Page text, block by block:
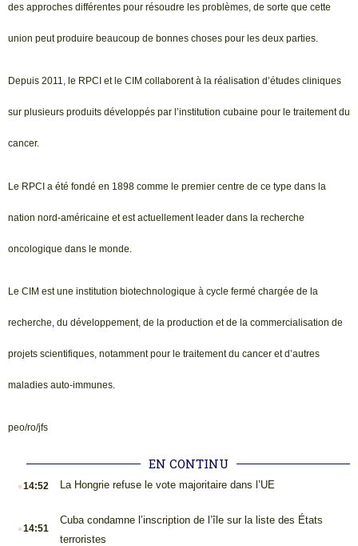
des approches différentes pour résoudre les problèmes, de sorte que cette
union peut produire beaucoup de bonnes choses pour les deux parties.
Depuis 2011, le RPCI et le CIM collaborent à la réalisation d’études cliniques
sur plusieurs produits développés par l’institution cubaine pour le traitement du
cancer.
Le RPCI a été fondé en 1898 comme le premier centre de ce type dans la
nation nord-américaine et est actuellement leader dans la recherche
oncologique dans le monde.
Le CIM est une institution biotechnologique à cycle fermé chargée de la
recherche, du développement, de la production et de la commercialisation de
projets scientifiques, notamment pour le traitement du cancer et d’autres
maladies auto-immunes.
peo/ro/jfs
EN CONTINU
.14:52 La Hongrie refuse le vote majoritaire dans l’UE
.14:51
Cuba condamne l’inscription de l’île sur la liste des États
terroristes